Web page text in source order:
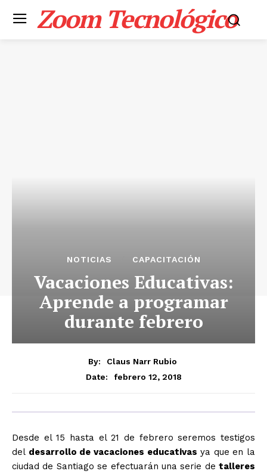
Zoom Tecnológico
NOTICIAS CAPACITACIÓN
Vacaciones Educativas:
Aprende a programar
durante febrero
By:
Claus Narr Rubio
Date:
febrero 12, 2018
Desde el 15 hasta el 21 de febrero seremos testigos
del desarrollo de vacaciones educativas ya que en la
ciudad de Santiago se efectuarán una serie de talleres